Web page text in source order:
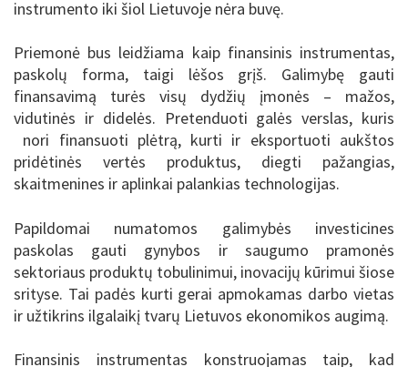
instrumento iki šiol Lietuvoje nėra buvę.
Priemonė bus leidžiama kaip finansinis instrumentas,
paskolų forma, taigi lėšos grįš. Galimybę gauti
finansavimą turės visų dydžių įmonės – mažos,
vidutinės ir didelės. Pretenduoti galės verslas, kuris
nori finansuoti plėtrą, kurti ir eksportuoti aukštos
pridėtinės vertės produktus, diegti pažangias,
skaitmenines ir aplinkai palankias technologijas.
Papildomai numatomos galimybės investicines
paskolas gauti gynybos ir saugumo pramonės
sektoriaus produktų tobulinimui, inovacijų kūrimui šiose
srityse. Tai padės kurti gerai apmokamas darbo vietas
ir užtikrins ilgalaikį tvarų Lietuvos ekonomikos augimą.
Finansinis instrumentas konstruojamas taip, kad